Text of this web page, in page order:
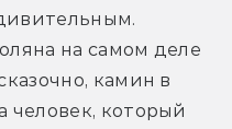
на самом деле
камин в
человек, который